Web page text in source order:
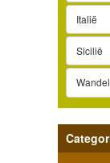
Italië
Sicilië